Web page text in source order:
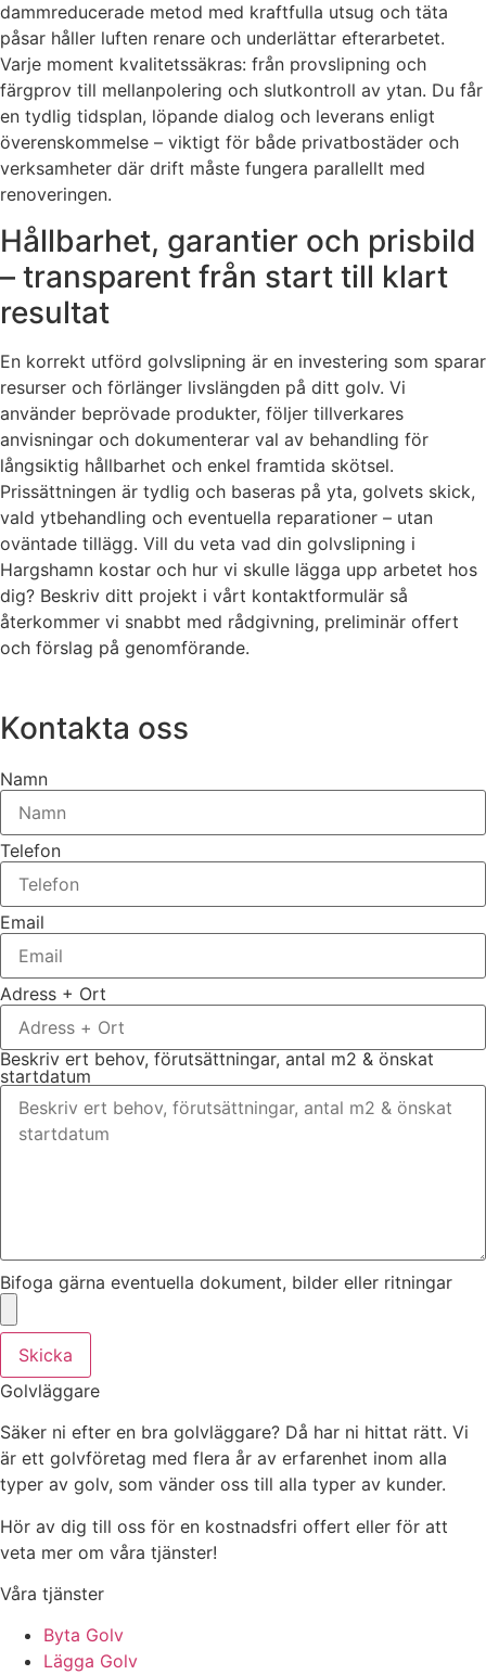
dammreducerade metod med kraftfulla utsug och täta
påsar håller luften renare och underlättar efterarbetet.
Varje moment kvalitetssäkras: från provslipning och
färgprov till mellanpolering och slutkontroll av ytan. Du får
en tydlig tidsplan, löpande dialog och leverans enligt
överenskommelse – viktigt för både privatbostäder och
verksamheter där drift måste fungera parallellt med
renoveringen.
Hållbarhet, garantier och prisbild
– transparent från start till klart
resultat
En korrekt utförd golvslipning är en investering som sparar
resurser och förlänger livslängden på ditt golv. Vi
använder beprövade produkter, följer tillverkares
anvisningar och dokumenterar val av behandling för
långsiktig hållbarhet och enkel framtida skötsel.
Prissättningen är tydlig och baseras på yta, golvets skick,
vald ytbehandling och eventuella reparationer – utan
oväntade tillägg. Vill du veta vad din golvslipning i
Hargshamn kostar och hur vi skulle lägga upp arbetet hos
dig? Beskriv ditt projekt i vårt kontaktformulär så
återkommer vi snabbt med rådgivning, preliminär offert
och förslag på genomförande.
Kontakta oss
Namn
Telefon
Email
Adress + Ort
Beskriv ert behov, förutsättningar, antal m2 & önskat
startdatum
Bifoga gärna eventuella dokument, bilder eller ritningar
Skicka
Golvläggare
Säker ni efter en bra golvläggare? Då har ni hittat rätt. Vi
är ett golvföretag med flera år av erfarenhet inom alla
typer av golv, som vänder oss till alla typer av kunder.
Hör av dig till oss för en kostnadsfri offert eller för att
veta mer om våra tjänster!
Våra tjänster
Byta Golv
Lägga Golv